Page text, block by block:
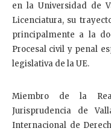
en la Universidad de
Licenciatura, su
principalmente a la
Procesal civil y penal
legislativa de la UE.
Miembro de la
Jurisprudencia de
Internacional de